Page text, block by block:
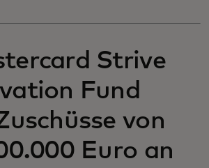
Strive
Fund
von
Euro an